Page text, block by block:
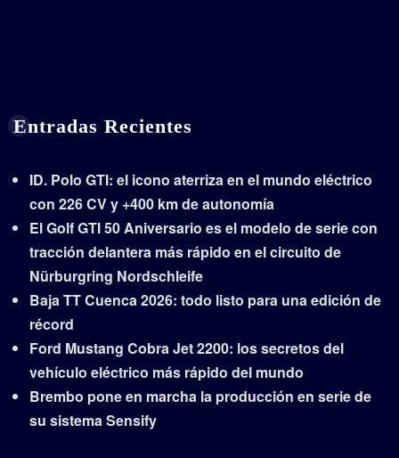
Entradas Recientes
ID. Polo GTI: el icono aterriza en el mundo eléctrico
con 226 CV y +400 km de autonomía
El Golf GTI 50 Aniversario es el modelo de serie con
tracción delantera más rápido en el circuito de
Nürburgring Nordschleife
Baja TT Cuenca 2026: todo listo para una edición de
récord
Ford Mustang Cobra Jet 2200: los secretos del
vehículo eléctrico más rápido del mundo
Brembo pone en marcha la producción en serie de
su sistema Sensify